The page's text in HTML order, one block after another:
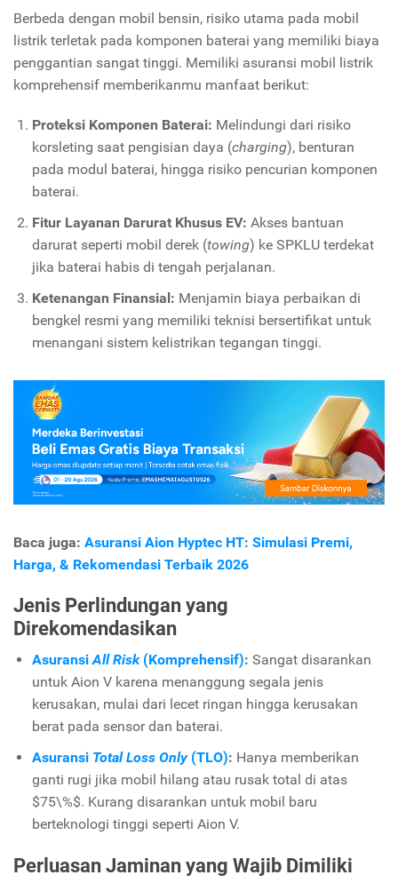
Berbeda dengan mobil bensin, risiko utama pada mobil
listrik terletak pada komponen baterai yang memiliki biaya
penggantian sangat tinggi. Memiliki asuransi mobil listrik
komprehensif memberikanmu manfaat berikut:
Proteksi Komponen Baterai: Melindungi dari risiko
korsleting saat pengisian daya (charging), benturan
pada modul baterai, hingga risiko pencurian komponen
baterai.
Fitur Layanan Darurat Khusus EV: Akses bantuan
darurat seperti mobil derek (towing) ke SPKLU terdekat
jika baterai habis di tengah perjalanan.
Ketenangan Finansial: Menjamin biaya perbaikan di
bengkel resmi yang memiliki teknisi bersertifikat untuk
menangani sistem kelistrikan tegangan tinggi.
Baca juga: Asuransi Aion Hyptec HT: Simulasi Premi,
Harga, & Rekomendasi Terbaik 2026
Jenis Perlindungan yang
Direkomendasikan
AsuransiAll Risk(Komprehensif): Sangat disarankan
untuk Aion V karena menanggung segala jenis
kerusakan, mulai dari lecet ringan hingga kerusakan
berat pada sensor dan baterai.
Asuransi Total Loss Only(TLO): Hanya memberikan
ganti rugi jika mobil hilang atau rusak total di atas
$75\%$. Kurang disarankan untuk mobil baru
berteknologi tinggi seperti Aion V.
Perluasan Jaminan yang Wajib Dimiliki